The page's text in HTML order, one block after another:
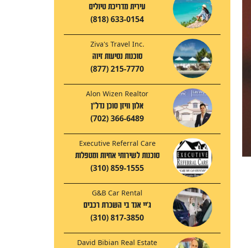
עירית מדריכת טיולים
(818) 633-0154
Ziva's Travel Inc.
סוכנות נסיעות זיוה
(877) 215-7770
Alon Wizen Realtor
אלון וויזן סוכן נדל"ן
(702) 366-6489
Executive Referral Care
סוכנות לשירותי אחיות ומטפלות
(310) 859-1555
G&B Car Rental
ג'יי אנד בי השכרת רכבים
(310) 817-3850
David Bibian Real Estate